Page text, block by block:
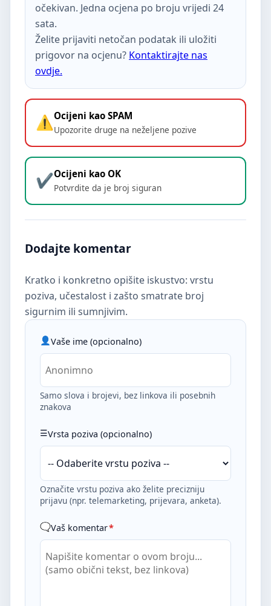
očekivan. Jedna ocjena po broju vrijedi 24
sata.
Želite prijaviti netočan podatak ili uložiti
prigovor na ocjenu? Kontaktirajte nas
ovdje.
Ocijeni kao SPAM
Upozorite druge na neželjene pozive
Ocijeni kao OK
Potvrdite da je broj siguran
Dodajte komentar
Kratko i konkretno opišite iskustvo: vrstu
poziva, učestalost i zašto smatrate broj
sigurnim ili sumnjivim.
Vaše ime (opcionalno)
Samo slova i brojevi, bez linkova ili posebnih
znakova
Vrsta poziva (opcionalno)
Označite vrstu poziva ako želite precizniju
prijavu (npr. telemarketing, prijevara, anketa).
Vaš komentar*